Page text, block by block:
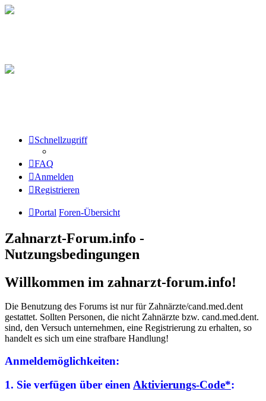
Schnellzugriff
FAQ
Anmelden
Registrieren
Portal Foren-Übersicht
Zahnarzt-Forum.info -
Nutzungsbedingungen
Willkommen im zahnarzt-forum.info!
Die Benutzung des Forums ist nur für Zahnärzte/cand.med.dent
gestattet. Sollten Personen, die nicht Zahnärzte bzw. cand.med.dent.
sind, den Versuch unternehmen, eine Registrierung zu erhalten, so
handelt es sich um eine strafbare Handlung!
Anmeldemöglichkeiten:
1. Sie verfügen über einen Aktivierungs-Code*: